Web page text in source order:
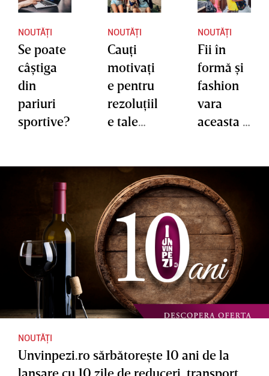
NOUTĂȚI
Se poate
câştiga
din
pariuri
sportive?
NOUTĂȚI
Cauţi
motivaţi
e pentru
rezoluţiil
e tale
lansat un
nou
magazin
online -
fă
cunoştinţ
ă cu
Sportano
.ro!
NOUTĂȚI
Fii în
formă şi
fashion
vara
aceasta –
NOUTĂȚI
Unvinpezi.ro sărbătoreşte 10 ani de la
lansare cu 10 zile de reduceri, transport